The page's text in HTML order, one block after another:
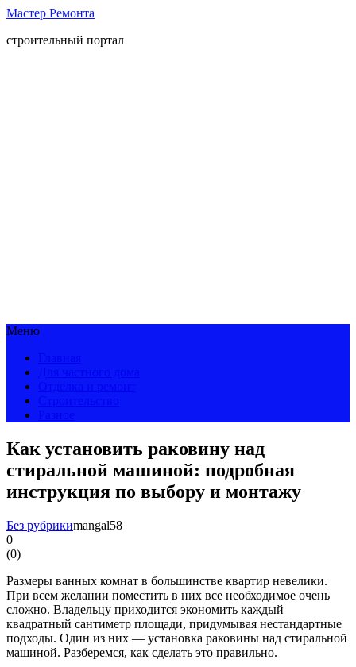
Мастер Ремонта
строительный портал
Меню
Как установить раковину над
стиральной машиной: подробная
инструкция по выбору и монтажу
Без рубрикиmangal58
0
(0)
Размеры ванных комнат в большинстве квартир невелики.
При всем желании поместить в них все необходимое очень
сложно. Владельцу приходится экономить каждый
квадратный сантиметр площади, придумывая нестандартные
подходы. Один из них — установка раковины над стиральной
машиной. Разберемся, как сделать это правильно.